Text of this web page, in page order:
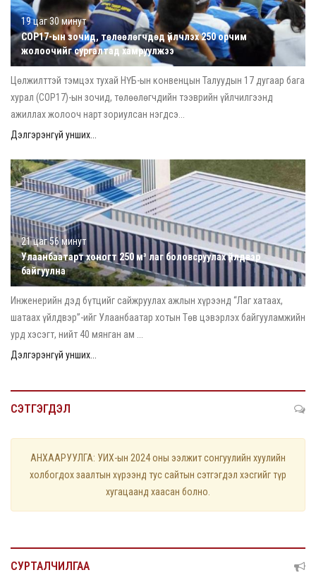
19 цаг 30 минут
COP17-ын зочид, төлөөлөгчдөд үйлчлэх 250 орчим
жолоочийг сургалтад хамруулжээ
Цөлжилттэй тэмцэх тухай НҮБ-ын конвенцын Талуудын 17 дугаар бага
хурал (COP17)-ын зочид, төлөөлөгчдийн тээврийн үйлчилгээнд
ажиллах жолооч нарт зориулсан нэгдсэ...
Дэлгэрэнгүй унших...
21 цаг 56 минут
Улаанбаатарт хоногт 250 м³ лаг боловсруулах үйлдвэр
байгуулна
Инженерийн дэд бүтцийг сайжруулах ажлын хүрээнд “Лаг хатаах,
шатаах үйлдвэр”-ийг Улаанбаатар хотын Төв цэвэрлэх байгууламжийн
урд хэсэгт, нийт 40 мянган ам ...
Дэлгэрэнгүй унших...
СЭТГЭГДЭЛ
АНХААРУУЛГА: УИХ-ын 2024 оны ээлжит сонгуулийн хуулийн
холбогдох заалтын хүрээнд тус сайтын сэтгэгдэл хэсгийг түр
хугацаанд хаасан болно.
СУРТАЛЧИЛГАА